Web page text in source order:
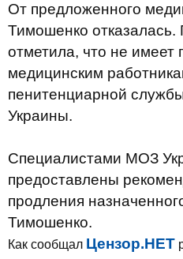
От предложенного
Тимошенко отказалась.
отметила, что не имеет
медицинским
пенитенциарной
Украины.
Специалистами МОЗ
предоставлены
продления
Тимошенко.
Как сообщал Цензор.НЕТ